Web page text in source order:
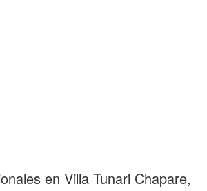
en Villa Tunari Chapare,